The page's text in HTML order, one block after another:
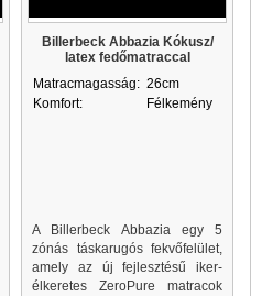
Billerbeck Abbazia Kókusz/
latex fedőmatraccal
Matracmagasság: 26cm
Komfort:
Félkemény
A Billerbeck Abbazia egy 5
zónás táskarugós fekvőfelület,
amely az új fejlesztésű iker-
élkeretes ZeroPure matracok